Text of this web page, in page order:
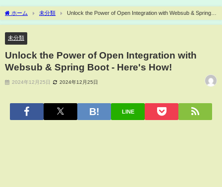
ホーム 未分類
Unlock the Power of Open Integration with Websub & Spring
Boot - Here's How!
未分類
Unlock the Power of Open Integration with
Websub & Spring Boot - Here's How!
2024年12月25日 2024年12月25日
LINE